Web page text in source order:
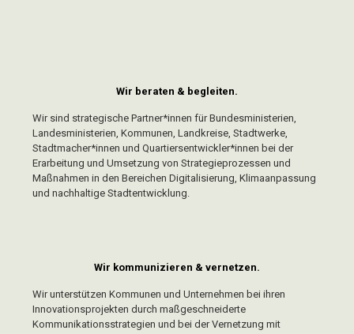
Wir beraten & begleiten.
Wir sind strategische Partner*innen für Bundesministerien,
Landesministerien, Kommunen, Landkreise, Stadtwerke,
Stadtmacher*innen und Quartiersentwickler*innen bei der
Erarbeitung und Umsetzung von Strategieprozessen und
Maßnahmen in den Bereichen Digitalisierung, Klimaanpassung
und nachhaltige Stadtentwicklung.
Wir kommunizieren & vernetzen.
Wir unterstützen Kommunen und Unternehmen bei ihren
Innovationsprojekten durch maßgeschneiderte
Kommunikationsstrategien und bei der Vernetzung mit